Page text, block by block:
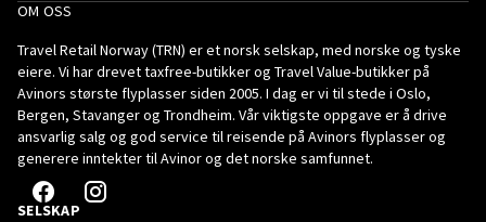
OM OSS
Travel Retail Norway (TRN) er et norsk selskap, med norske og tyske
eiere. Vi har drevet taxfree-butikker og Travel Value-butikker på
Avinors største flyplasser siden 2005. I dag er vi til stede i Oslo,
Bergen, Stavanger og Trondheim. Vår viktigste oppgave er å drive
ansvarlig salg og god service til reisende på Avinors flyplasser og
generere inntekter til Avinor og det norske samfunnet.
SELSKAP